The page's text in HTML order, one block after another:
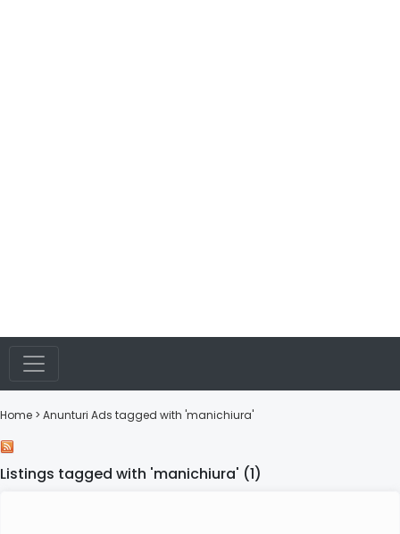
Home > Anunturi Ads tagged with 'manichiura'
Listings tagged with 'manichiura' (1)